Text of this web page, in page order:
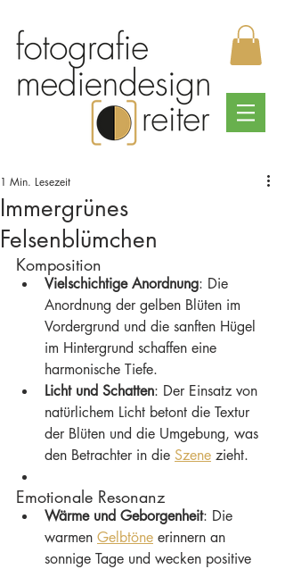
Immergrünes
Felsenblümchen
1 Min. Lesezeit
Komposition
Vielschichtige Anordnung: Die
Anordnung der gelben Blüten im
Vordergrund und die sanften Hügel
im Hintergrund schaffen eine
harmonische Tiefe.
Licht und Schatten: Der Einsatz von
natürlichem Licht betont die Textur
der Blüten und die Umgebung, was
den Betrachter in die Szene zieht.
Emotionale Resonanz
Wärme und Geborgenheit: Die
warmen Gelbtöne erinnern an
sonnige Tage und wecken positive